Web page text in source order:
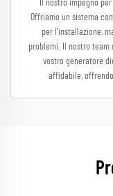
Il nostro impegno
Offriamo un sistema
per l'installazione,
problemi. Il nostro team
vostro generatore
affidabile,